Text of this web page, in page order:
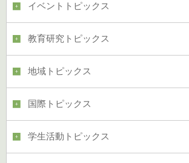
イベントトピックス
教育研究トピックス
地域トピックス
国際トピックス
学生活動トピックス